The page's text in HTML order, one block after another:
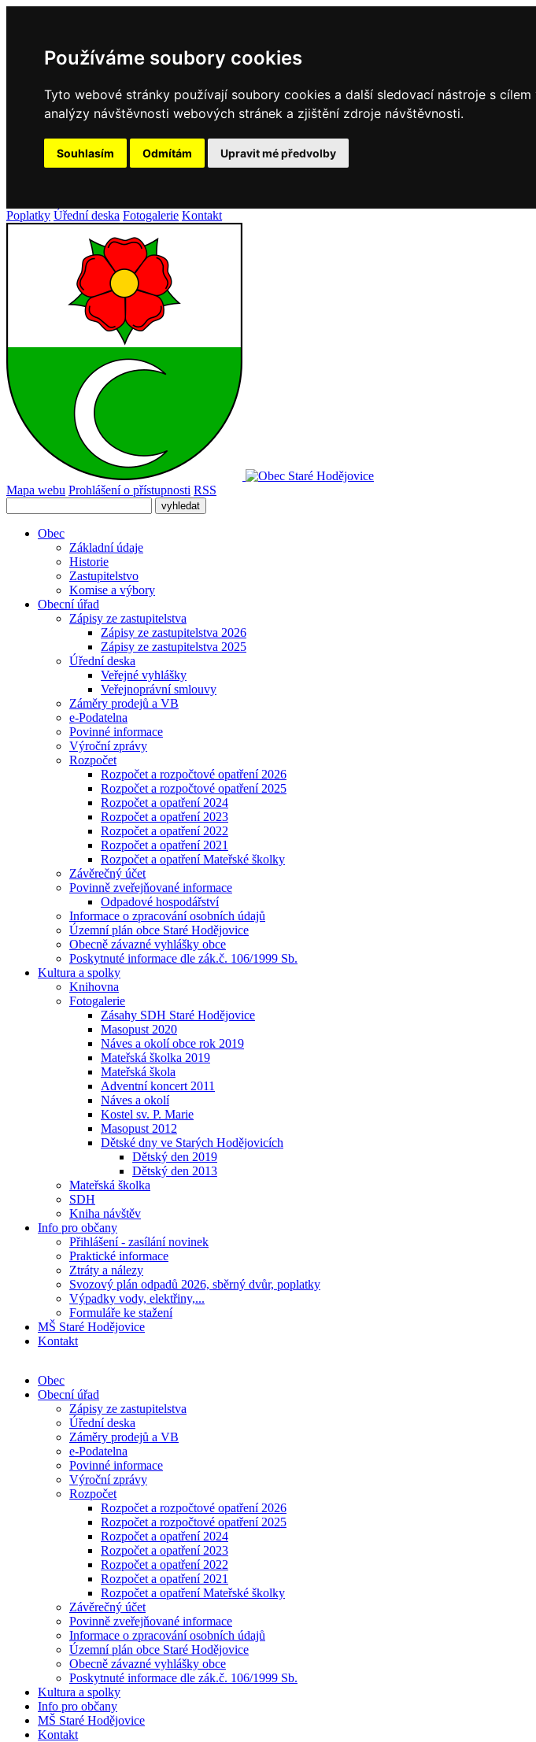
Používáme soubory cookies
Tyto webové stránky používají soubory cookies a další sledovací nástroje s
analýzy návštěvnosti webových stránek a zjištění zdroje návštěvnosti.
Souhlasím Odmítám Upravit mé předvolby
Poplatky Úřední deska Fotogalerie Kontakt
Mapa webu Prohlášení o přístupnosti RSS
Obec
Základní údaje
Historie
Zastupitelstvo
Komise a výbory
Obecní úřad
Zápisy ze zastupitelstva
Zápisy ze zastupitelstva 2026
Zápisy ze zastupitelstva 2025
Úřední deska
Veřejné vyhlášky
Veřejnoprávní smlouvy
Záměry prodejů a VB
e-Podatelna
Povinné informace
Výroční zprávy
Rozpočet
Rozpočet a rozpočtové opatření 2026
Rozpočet a rozpočtové opatření 2025
Rozpočet a opatření 2024
Rozpočet a opatření 2023
Rozpočet a opatření 2022
Rozpočet a opatření 2021
Rozpočet a opatření Mateřské školky
Závěrečný účet
Povinně zveřejňované informace
Odpadové hospodářství
Informace o zpracování osobních údajů
Územní plán obce Staré Hodějovice
Obecně závazné vyhlášky obce
Poskytnuté informace dle zák.č. 106/1999 Sb.
Kultura a spolky
Knihovna
Fotogalerie
Zásahy SDH Staré Hodějovice
Masopust 2020
Náves a okolí obce rok 2019
Mateřská školka 2019
Mateřská škola
Adventní koncert 2011
Náves a okolí
Kostel sv. P. Marie
Masopust 2012
Dětské dny ve Starých Hodějovicích
Dětský den 2019
Dětský den 2013
Mateřská školka
SDH
Kniha návštěv
Info pro občany
Přihlášení - zasílání novinek
Praktické informace
Ztráty a nálezy
Svozový plán odpadů 2026, sběrný dvůr, poplatky
Výpadky vody, elektřiny,...
Formuláře ke stažení
MŠ Staré Hodějovice
Kontakt
Obec
Obecní úřad
Zápisy ze zastupitelstva
Úřední deska
Záměry prodejů a VB
e-Podatelna
Povinné informace
Výroční zprávy
Rozpočet
Rozpočet a rozpočtové opatření 2026
Rozpočet a rozpočtové opatření 2025
Rozpočet a opatření 2024
Rozpočet a opatření 2023
Rozpočet a opatření 2022
Rozpočet a opatření 2021
Rozpočet a opatření Mateřské školky
Závěrečný účet
Povinně zveřejňované informace
Informace o zpracování osobních údajů
Územní plán obce Staré Hodějovice
Obecně závazné vyhlášky obce
Poskytnuté informace dle zák.č. 106/1999 Sb.
Kultura a spolky
Info pro občany
MŠ Staré Hodějovice
Kontakt